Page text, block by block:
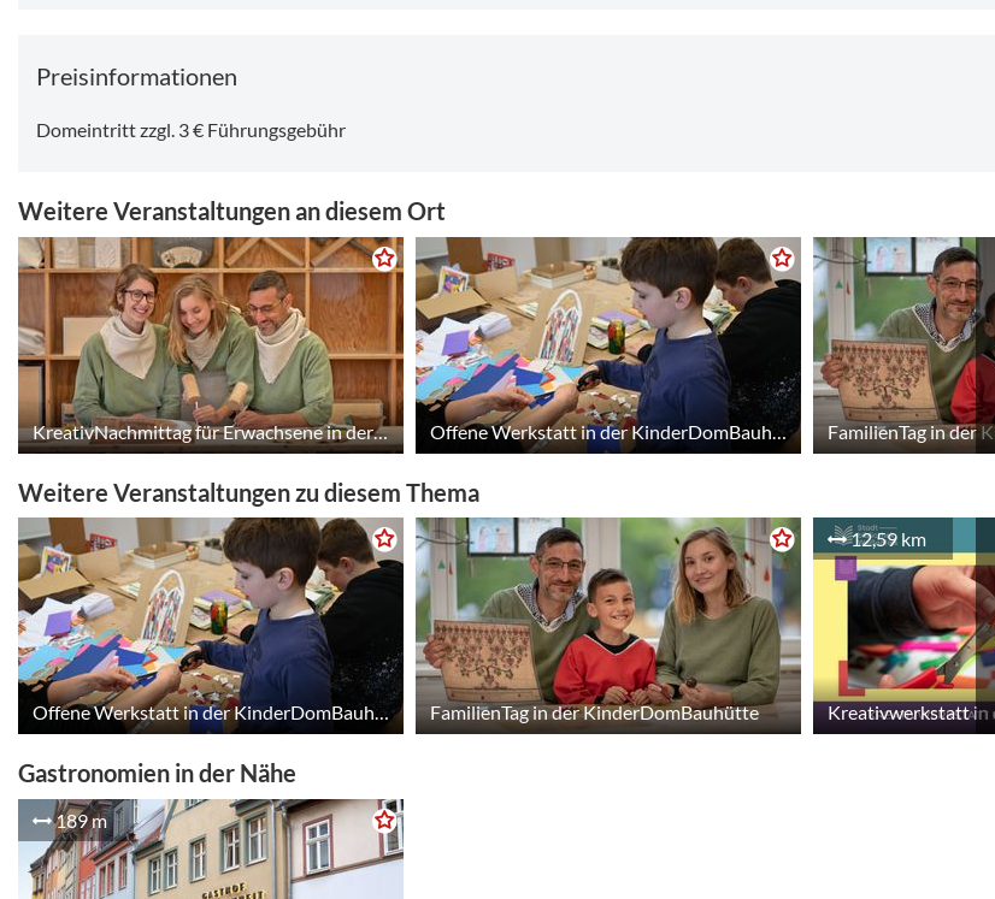
Preisinformationen
Domeintritt zzgl. 3 € Führungsgebühr
Weitere Veranstaltungen an diesem Ort
KreativNachmittag für Erwachsene in der KinderDomBauhütte Offene Werkstatt in der KinderDomBauhütte FamilienTag in der
Weitere Veranstaltungen zu diesem Thema
Offene Werkstatt in der KinderDomBauhütte FamilienTag in der KinderDomBauhütte
12,59 km
Kreativwerkstatt in
Gastronomien in der Nähe
189 m